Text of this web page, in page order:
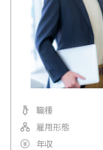
職種
雇用形態
年収